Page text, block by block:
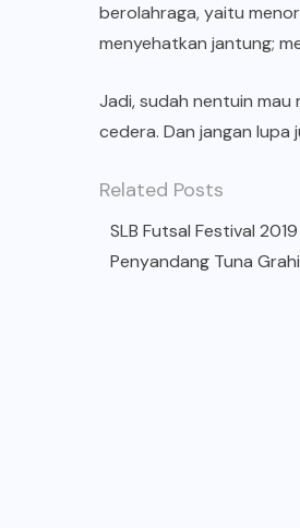
berolahraga, yaitu
menyehatkan jantung;
Jadi, sudah nentuin mau
cedera. Dan jangan
Related Posts
SLB Futsal Festival
Penyandang Tuna